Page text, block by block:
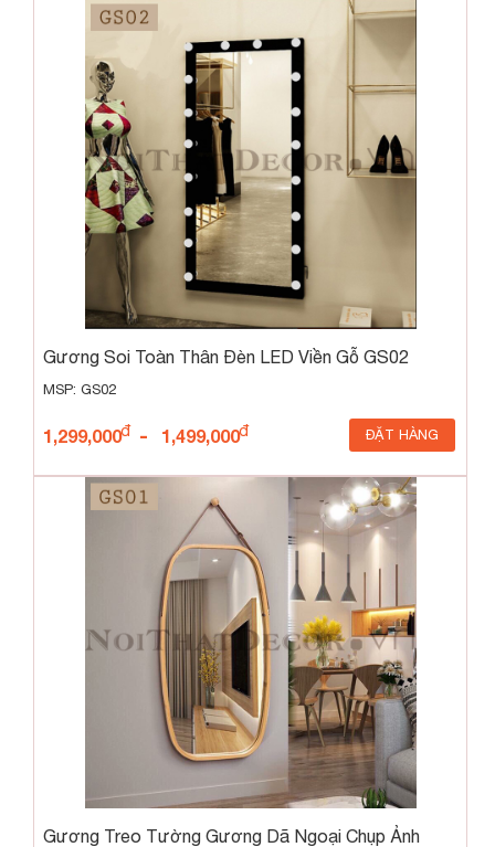
Gương Soi Toàn Thân Đèn LED Viền Gỗ GS02
MSP: GS02
1,299,000 - 1,499,000 ĐẶT HÀNG
Gương Treo Tường Gương Dã Ngoại Chụp Ảnh